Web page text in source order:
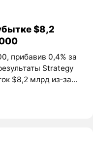
$8,2
прибавив 0,4% за
Strategy
$8,2 млрд из‑за...